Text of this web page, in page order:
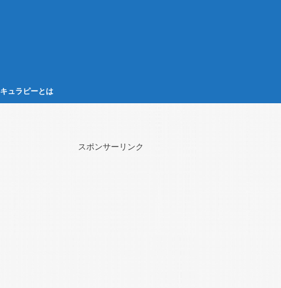
キュラピーとは
スポンサーリンク